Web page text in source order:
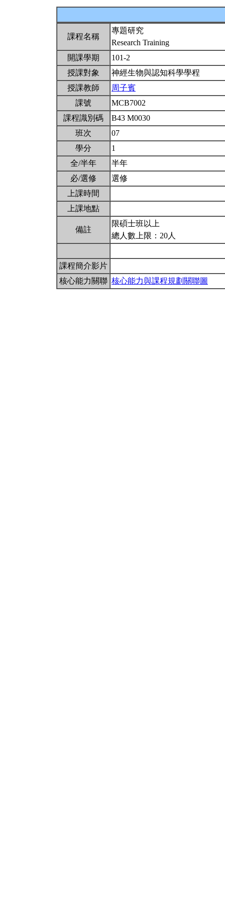
課程名稱
專題研究
Research Training
開課學期
101-2
授課對象
神經生物與認知科學學程
授課教師
周子賓
課號
MCB7002
課程識別碼
B43 M0030
班次
07
學分
1
全/半年
半年
必/選修
選修
上課時間
上課地點
備註
限碩士班以上
總人數上限：20人
課程簡介影片
核心能力關聯 核心能力與課程規劃關聯圖